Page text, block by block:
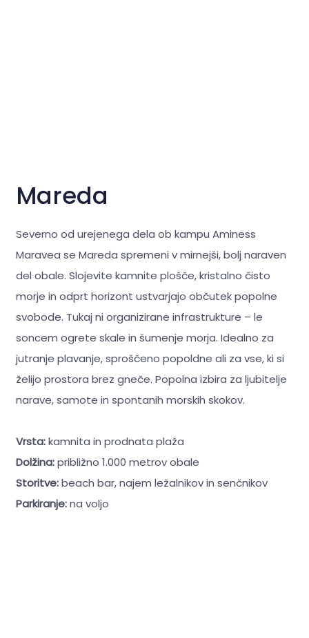
Mareda
Severno od urejenega dela ob kampu Aminess
Maravea se Mareda spremeni v mirnejši, bolj naraven
del obale. Slojevite kamnite plošče, kristalno čisto
morje in odprt horizont ustvarjajo občutek popolne
svobode. Tukaj ni organizirane infrastrukture – le
soncem ogrete skale in šumenje morja. Idealno za
jutranje plavanje, sproščeno popoldne ali za vse, ki si
želijo prostora brez gneče. Popolna izbira za ljubitelje
narave, samote in spontanih morskih skokov.
Vrsta:kamnita in prodnata plaža
Dolžina:približno 1.000 metrov obale
Storitve:beach bar, najem ležalnikov in senčnikov
Parkiranje:na voljo